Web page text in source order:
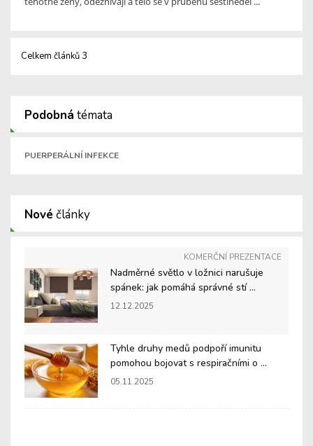
Celkem článků 3
Podobná témata
PUERPERÁLNÍ INFEKCE
Nové články
KOMERČNÍ PREZENTACE
Nadměrné světlo v ložnici narušuje
spánek: jak pomáhá správné stí ...
12.12.2025
Tyhle druhy medů podpoří imunitu
pomohou bojovat s respiračními o ...
05.11.2025